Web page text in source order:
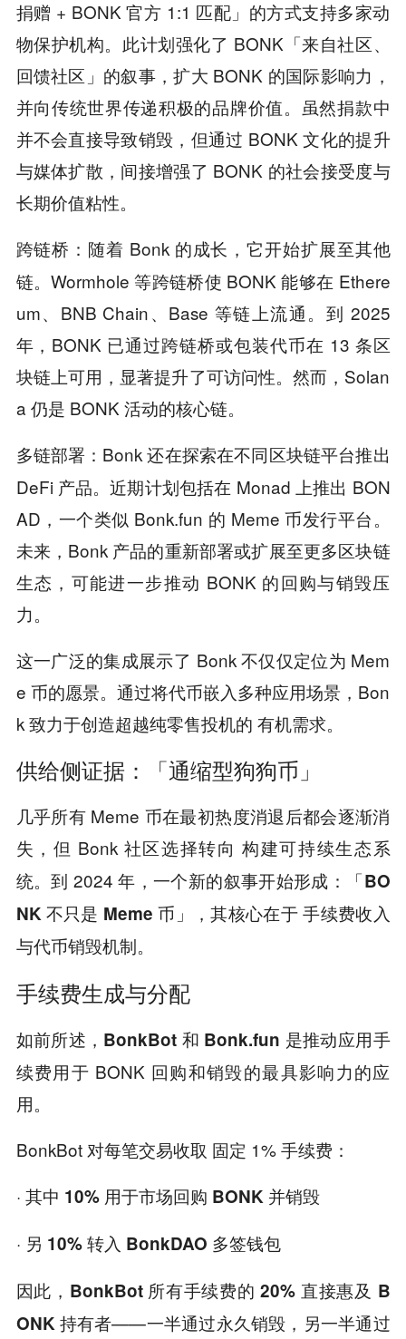
捐赠 + BONK 官方 1:1 匹配」的方式支持多家动
物保护机构。此计划强化了 BONK「来自社区、
回馈社区」的叙事，扩大 BONK 的国际影响力，
并向传统世界传递积极的品牌价值。虽然捐款中
并不会直接导致销毁，但通过 BONK 文化的提升
与媒体扩散，间接增强了 BONK 的社会接受度与
长期价值粘性。
跨链桥： 随着 Bonk 的成长，它开始扩展至其他
链。Wormhole 等跨链桥使 BONK 能够在 Ethere
um、BNB Chain、Base 等链上流通。到 2025
年，BONK 已通过跨链桥或包装代币在 13 条区
块链上可用，显著提升了可访问性。然而，Solan
a 仍是 BONK 活动的核心链。
多链部署： Bonk 还在探索在不同区块链平台推出
DeFi 产品。近期计划包括在 Monad 上推出 BON
AD，一个类似 Bonk.fun 的 Meme 币发行平台。
未来，Bonk 产品的重新部署或扩展至更多区块链
生态，可能进一步推动 BONK 的回购与销毁压
力。
这一广泛的集成展示了 Bonk 不仅仅定位为 Mem
e 币的愿景。通过将代币嵌入多种应用场景，Bon
k 致力于创造超越纯零售投机的 有机需求。
供给侧证据：「通缩型狗狗币」
几乎所有 Meme 币在最初热度消退后都会逐渐消
失，但 Bonk 社区选择转向 构建可持续生态系
统。到 2024 年，一个新的叙事开始形成：
「BO
NK 不只是 Meme 币」
，其核心在于手续费收入
与代币销毁机制。
手续费生成与分配
如前所述， BonkBot 和 Bonk.fun 是推动应用手
续费用于 BONK 回购和销毁的最具影响力的应
用。
BonkBot 对每笔交易收取 固定 1% 手续费：
· 其中 10% 用于市场回购 BONK 并销毁
· 另 10% 转入 BonkDAO 多签钱包
因此， BonkBot 所有手续费的 20% 直接惠及 B
ONK 持有者——一半通过永久销毁，另一半通过